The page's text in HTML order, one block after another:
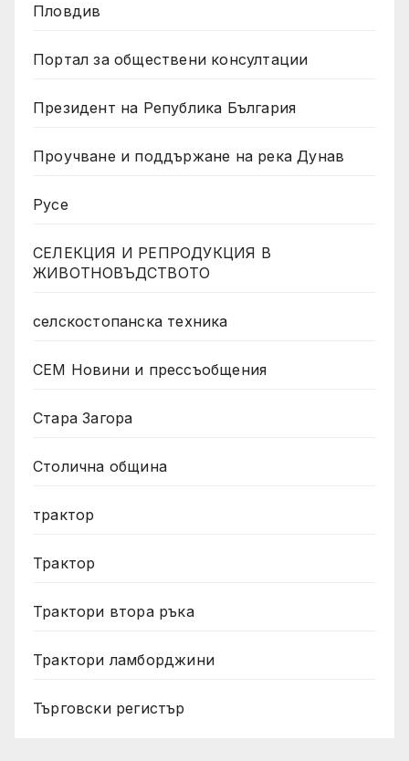
Пловдив
Портал за обществени консултации
Президент на Република България
Проучване и поддържане на река Дунав
Русе
СЕЛЕКЦИЯ И РЕПРОДУКЦИЯ В
ЖИВОТНОВЪДСТВОТО
селскостопанска техника
СЕМ Новини и прессъобщения
Стара Загора
Столична община
трактор
Трактор
Трактори втора ръка
Трактори ламборджини
Търговски регистър